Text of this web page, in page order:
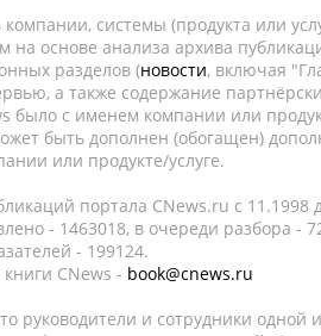
системы (продукта или
на основе анализа архива
разделов (новости, включая
а также содержание
было с именем компании или
быть дополнен (обогащен)
или продукте/услуге.
портала CNews.ru c 11.1998
- 1463018, в очереди разбора -
- 199124.
CNews - book@cnews.ru
руководители и сотрудники